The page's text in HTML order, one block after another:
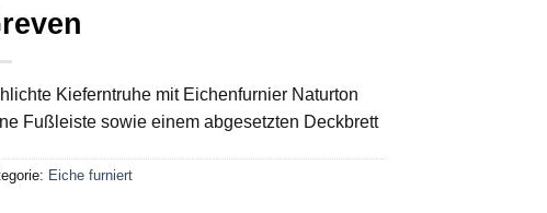
Kieferntruhe mit Eichenfurnier Naturton
Fußleiste sowie einem abgesetzten Deckbrett
Eiche furniert